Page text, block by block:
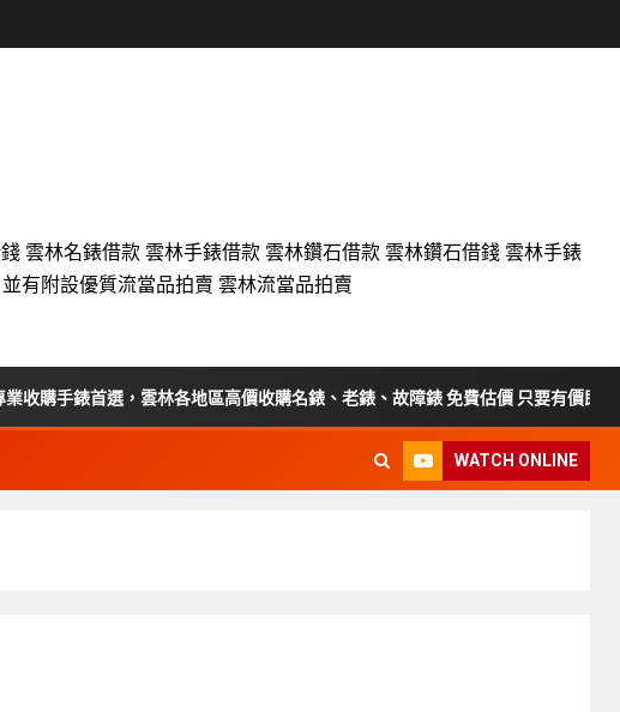
雲林名錶借款 雲林手錶借款 雲林鑽石借款 雲林鑽石借錢 雲林手錶
有附設優質流當品拍賣 雲林流當品拍賣
手錶首選，雲林各地區高價收購名錶、老錶、故障錶 免費估價 只要有價即收
WATCH ONLINE